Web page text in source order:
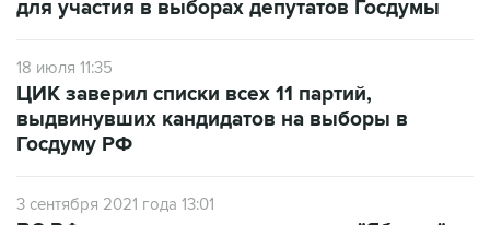
18 июля 11:35
выдвинувших кандидатов на выборы в
Госдуму РФ
3 сентября 2021 года 13:01
участия в выборах в Госдуму